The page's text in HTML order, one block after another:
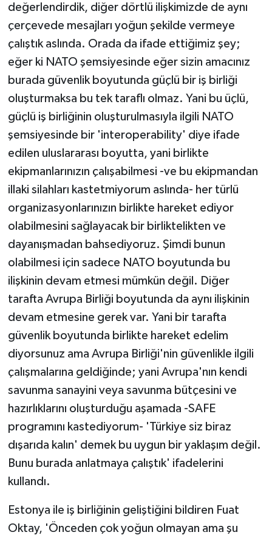
değerlendirdik, diğer dörtlü ilişkimizde de aynı
çerçevede mesajları yoğun şekilde vermeye
çalıştık aslında. Orada da ifade ettiğimiz şey;
eğer ki NATO şemsiyesinde eğer sizin amacınız
burada güvenlik boyutunda güçlü bir iş birliği
oluşturmaksa bu tek taraflı olmaz. Yani bu üçlü,
güçlü iş birliğinin oluşturulmasıyla ilgili NATO
şemsiyesinde bir 'interoperability' diye ifade
edilen uluslararası boyutta, yani birlikte
ekipmanlarınızın çalışabilmesi -ve bu ekipmandan
illaki silahları kastetmiyorum aslında- her türlü
organizasyonlarınızın birlikte hareket ediyor
olabilmesini sağlayacak bir birliktelikten ve
dayanışmadan bahsediyoruz. Şimdi bunun
olabilmesi için sadece NATO boyutunda bu
ilişkinin devam etmesi mümkün değil. Diğer
tarafta Avrupa Birliği boyutunda da aynı ilişkinin
devam etmesine gerek var. Yani bir tarafta
güvenlik boyutunda birlikte hareket edelim
diyorsunuz ama Avrupa Birliği'nin güvenlikle ilgili
çalışmalarına geldiğinde; yani Avrupa'nın kendi
savunma sanayini veya savunma bütçesini ve
hazırlıklarını oluşturduğu aşamada -SAFE
programını kastediyorum- 'Türkiye siz biraz
dışarıda kalın' demek bu uygun bir yaklaşım değil.
Bunu burada anlatmaya çalıştık' ifadelerini
kullandı.
Estonya ile iş birliğinin geliştiğini bildiren Fuat
Oktay, 'Önceden çok yoğun olmayan ama şu